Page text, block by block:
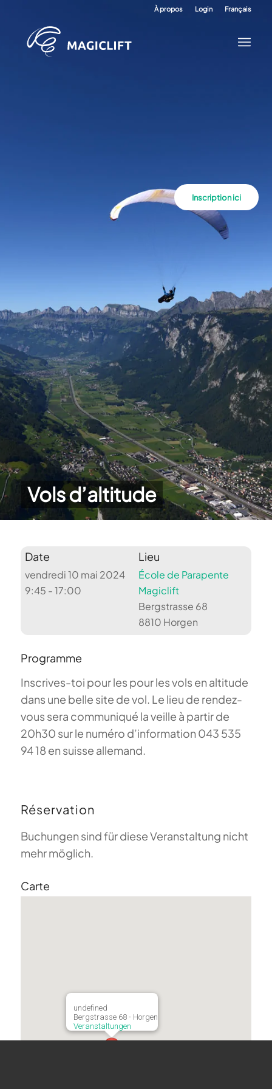
À propos Login Français
Vols d’altitude
Inscription ici
Date
vendredi 10 mai 2024
9:45 - 17:00
Lieu
École de Parapente
Magiclift
Bergstrasse 68
8810 Horgen
Programme
Inscrives-toi pour les pour les vols en altitude
dans une belle site de vol. Le lieu de rendez-
vous sera communiqué la veille à partir de
20h30 sur le numéro d’information 043 535
94 18 en suisse allemand.
Réservation
Buchungen sind für diese Veranstaltung nicht
mehr möglich.
Carte
undefined
Bergstrasse 68 - Horgen
Veranstaltungen